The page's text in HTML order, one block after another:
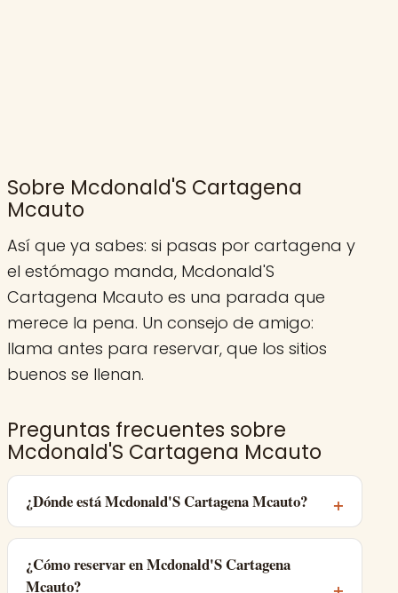
Sobre Mcdonald'S Cartagena
Mcauto
Así que ya sabes: si pasas por cartagena y
el estómago manda, Mcdonald'S
Cartagena Mcauto es una parada que
merece la pena. Un consejo de amigo:
llama antes para reservar, que los sitios
buenos se llenan.
Preguntas frecuentes sobre
Mcdonald'S Cartagena Mcauto
¿Dónde está Mcdonald'S Cartagena Mcauto?
¿Cómo reservar en Mcdonald'S Cartagena
Mcauto?